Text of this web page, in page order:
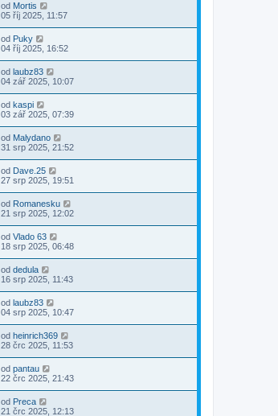
od Mortis
05 říj 2025, 11:57
od Puky
04 říj 2025, 16:52
od laubz83
04 zář 2025, 10:07
od kaspi
03 zář 2025, 07:39
od Malydano
31 srp 2025, 21:52
od Dave.25
27 srp 2025, 19:51
od Romanesku
21 srp 2025, 12:02
od Vlado 63
18 srp 2025, 06:48
od dedula
16 srp 2025, 11:43
od laubz83
04 srp 2025, 10:47
od heinrich369
28 črc 2025, 11:53
od pantau
22 črc 2025, 21:43
od Preca
21 črc 2025, 12:13